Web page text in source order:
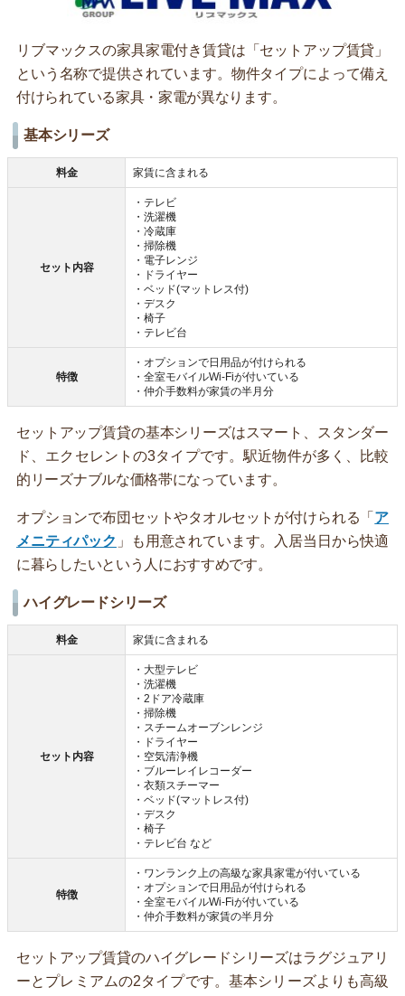
リブマックスの家具家電付き賃貸は「セットアップ賃貸」
という名称で提供されています。物件タイプによって備え
付けられている家具・家電が異なります。
基本シリーズ
料金 家賃に含まれる
セット内容
・テレビ
・洗濯機
・冷蔵庫
・掃除機
・電子レンジ
・ドライヤー
・ベッド(マットレス付)
・デスク
・椅子
・テレビ台
特徴
・オプションで日用品が付けられる
・全室モバイルWi-Fiが付いている
・仲介手数料が家賃の半月分
セットアップ賃貸の基本シリーズはスマート、スタンダー
ド、エクセレントの3タイプです。駅近物件が多く、比較
的リーズナブルな価格帯になっています。
オプションで布団セットやタオルセットが付けられる「 ア
メニティパック 」も用意されています。入居当日から快適
に暮らしたいという人におすすめです。
ハイグレードシリーズ
料金 家賃に含まれる
セット内容
・大型テレビ
・洗濯機
・2ドア冷蔵庫
・掃除機
・スチームオーブンレンジ
・ドライヤー
・空気清浄機
・ブルーレイレコーダー
・衣類スチーマー
・ベッド(マットレス付)
・デスク
・椅子
・テレビ台 など
特徴
・ワンランク上の高級な家具家電が付いている
・オプションで日用品が付けられる
・全室モバイルWi-Fiが付いている
・仲介手数料が家賃の半月分
セットアップ賃貸のハイグレードシリーズはラグジュアリ
ーとプレミアムの2タイプです。基本シリーズよりも高級